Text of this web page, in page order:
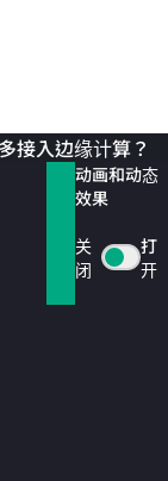
接入边缘计算？
动画和动态
效果
关
闭
打
开